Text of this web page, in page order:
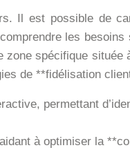
Il est possible de
les besoins
zone spécifique
de **fidélisation
permettant
à optimiser la